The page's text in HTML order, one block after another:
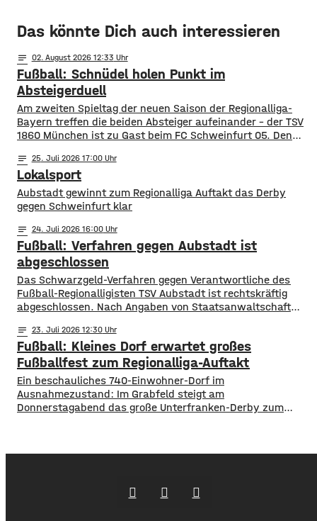
Das könnte Dich auch interessieren
notes 02. August 2026 12:33
Fußball: Schnüdel holen Punkt im
Absteigerduell
Am zweiten Spieltag der neuen Saison der Regionalliga-
Bayern treffen die beiden Absteiger aufeinander – der TSV
1860 München ist zu Gast beim FC Schweinfurt 05. Den
Minuten köpfte Neuzugang Prodanovic die
Heimmannschaft zum 1:0. In der 34. Minute dann aber der
Ausgleich für die Löwen. Noch
notes 25. Juli 2026 17:00
Lokalsport
Aubstadt gewinnt zum Regionalliga Auftakt das Derby
gegen Schweinfurt klar
notes 24. Juli 2026 16:00
Fußball: Verfahren gegen Aubstadt ist
abgeschlossen
Das Schwarzgeld-Verfahren gegen Verantwortliche des
Fußball-Regionalligisten TSV Aubstadt ist rechtskräftig
abgeschlossen. Nach Angaben von Staatsanwaltschaft
Verantwortliche verurteilt. Das Amtsgericht Würzburg
verhängte jeweils ein Jahr Freiheitsstrafe auf Bewährung
sowie zusätzliche Geldstrafen in Höhe von insgesamt rund
einer Million Euro. Die Ermittler hatten nachgewiesen, dass
Spieler und Trainer zwischen 2018 und
notes 23. Juli 2026 12:30
Fußball: Kleines Dorf erwartet großes
Fußballfest zum Regionalliga-Auftakt
Ein beschauliches 740-Einwohner-Dorf im
Ausnahmezustand: Im Grabfeld steigt am
Donnerstagabend das große Unterfranken-Derby zum